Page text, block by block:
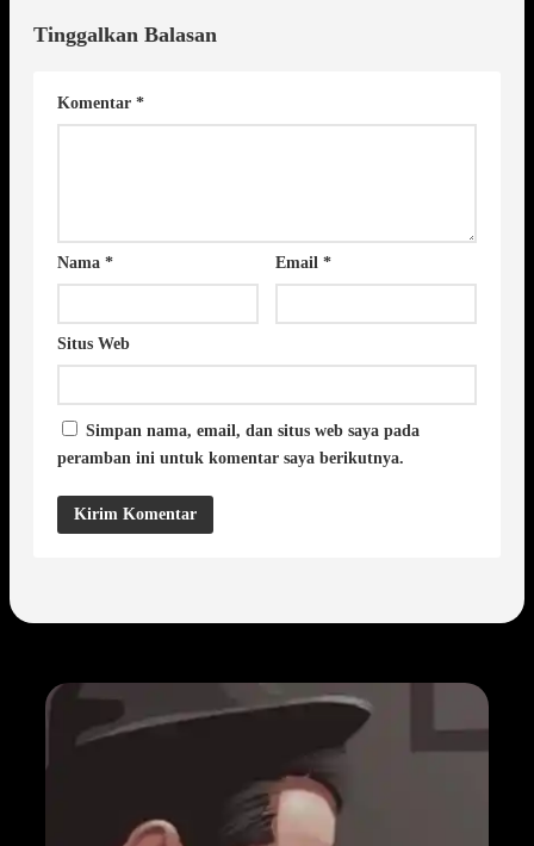
Tinggalkan Balasan
Komentar *
Nama * Email*
Situs Web
Simpan nama, email, dan situs web saya pada
peramban ini untuk komentar saya berikutnya.